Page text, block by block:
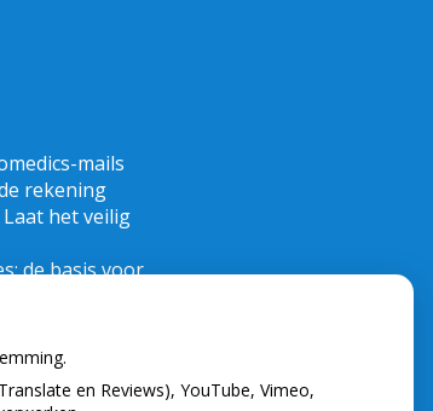
mails
rekening
het veilig
de basis voor
op je hoede!
gemaakt in
aftrekbaar zijn
en Reviews), YouTube, Vimeo,